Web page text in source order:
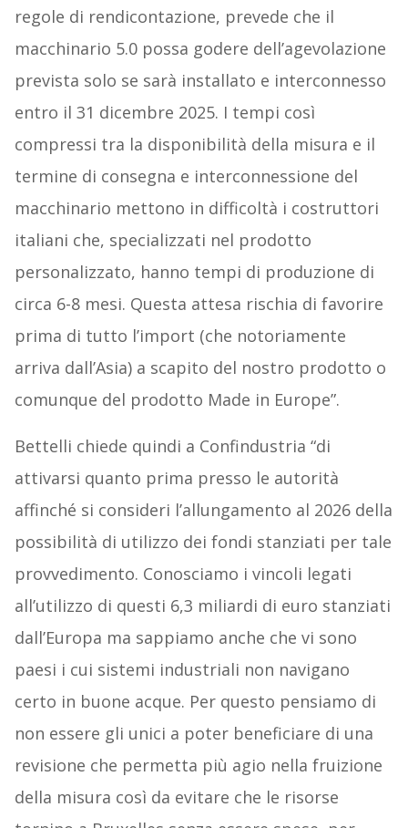
regole di rendicontazione, prevede che il
macchinario 5.0 possa godere dell’agevolazione
prevista solo se sarà installato e interconnesso
entro il 31 dicembre 2025. I tempi così
compressi tra la disponibilità della misura e il
termine di consegna e interconnessione del
macchinario mettono in difficoltà i costruttori
italiani che, specializzati nel prodotto
personalizzato, hanno tempi di produzione di
circa 6-8 mesi. Questa attesa rischia di favorire
prima di tutto l’import (che notoriamente
arriva dall’Asia) a scapito del nostro prodotto o
comunque del prodotto Made in Europe”.
Bettelli chiede quindi a Confindustria “di
attivarsi quanto prima presso le autorità
affinché si consideri l’allungamento al 2026 della
possibilità di utilizzo dei fondi stanziati per tale
provvedimento. Conosciamo i vincoli legati
all’utilizzo di questi 6,3 miliardi di euro stanziati
dall’Europa ma sappiamo anche che vi sono
paesi i cui sistemi industriali non navigano
certo in buone acque. Per questo pensiamo di
non essere gli unici a poter beneficiare di una
revisione che permetta più agio nella fruizione
della misura così da evitare che le risorse